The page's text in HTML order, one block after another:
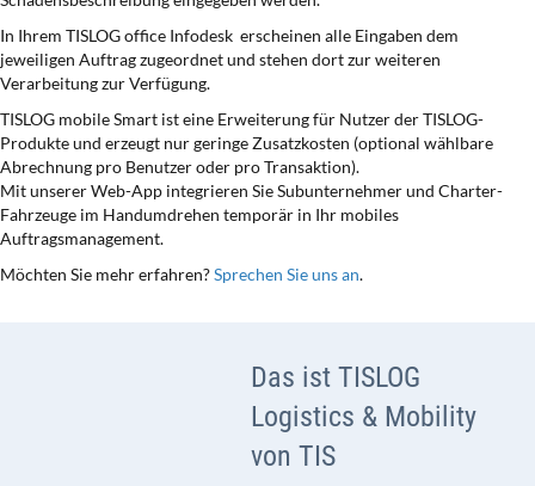
In Ihrem TISLOG office Infodesk erscheinen alle Eingaben dem
jeweiligen Auftrag zugeordnet und stehen dort zur weiteren
Verarbeitung zur Verfügung.
TISLOG mobile Smart ist eine Erweiterung für Nutzer der TISLOG-
Produkte und erzeugt nur geringe Zusatzkosten (optional wählbare
Abrechnung pro Benutzer oder pro Transaktion).
Mit unserer Web-App integrieren Sie Subunternehmer und Charter-
Fahrzeuge im Handumdrehen temporär in Ihr mobiles
Auftragsmanagement.
Möchten Sie mehr erfahren?Sprechen Sie uns an.
Das ist TISLOG
Logistics & Mobility
von TIS